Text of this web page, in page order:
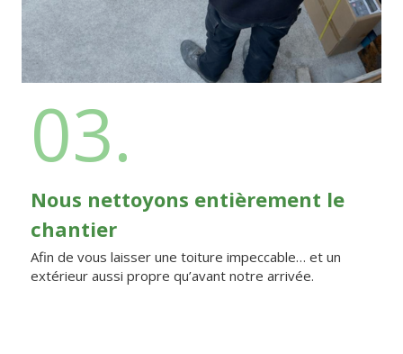
03.
Nous nettoyons entièrement le
chantier
Afin de vous laisser une toiture impeccable… et un
extérieur aussi propre qu’avant notre arrivée.